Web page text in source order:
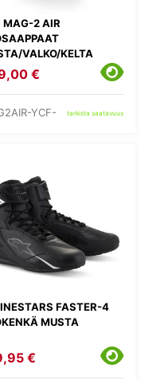
MAG-2 AIR
VALKO/KELTA
€
YCF- tarkista saatavuus
FASTER-4
MUSTA
€